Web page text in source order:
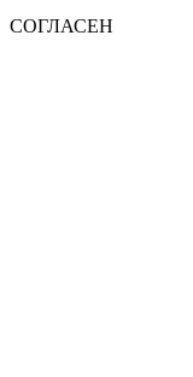
СОГЛАСЕН